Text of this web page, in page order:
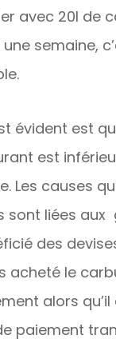
avec 20l de
semaine,
évident est
est
Les causes
sont liées aux
des
acheté le
alors qu’il
paiement